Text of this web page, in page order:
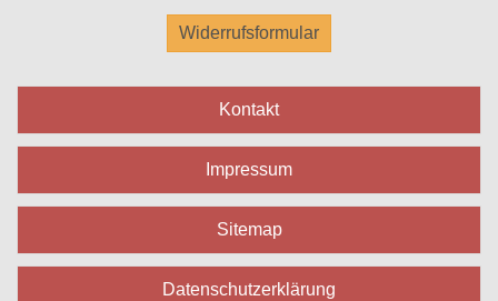
Widerrufsformular
Kontakt
Impressum
Sitemap
Datenschutzerklärung